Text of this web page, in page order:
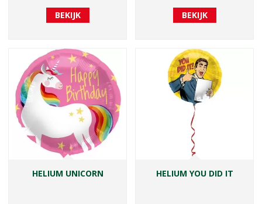
BEKIJK BEKIJK
HELIUM UNICORN HELIUM YOU DID IT